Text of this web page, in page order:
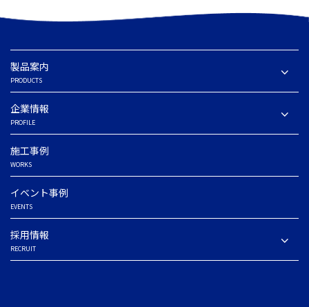
製品案内
PRODUCTS
企業情報
PROFILE
施工事例
WORKS
イベント事例
EVENTS
採用情報
RECRUIT